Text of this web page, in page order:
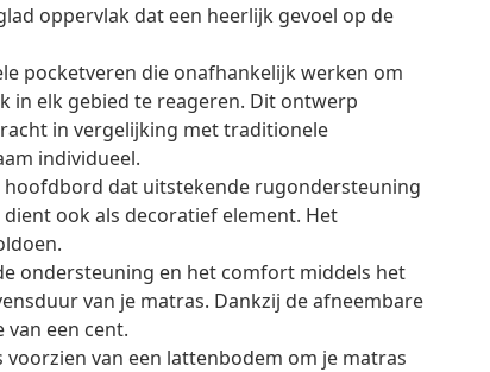
oppervlak dat een heerlijk gevoel op de
pocketveren die onafhankelijk werken om
in elk gebied te reageren. Dit ontwerp
in vergelijking met traditionele
individueel.
dat uitstekende rugondersteuning
ook als decoratief element. Het
ondersteuning en het comfort middels het
van je matras. Dankzij de afneembare
een cent.
van een lattenbodem om je matras